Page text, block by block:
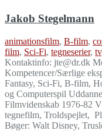
Jakob Stegelmann
animationsfilm, B-film,
film, Sci-Fi, tegneserier, tv
Kontaktinfo: jte@dr.dk
Kompetencer/Særlige
Fantasy, Sci-Fi, B-film,
og Computerspil
Filmvidenskab 1976-82
tegnefilm, Troldspejlet,
Bøger: Walt Disney,